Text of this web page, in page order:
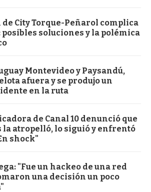
de City Torque-Peñarol complica
posibles soluciones y la polémica
Montevideo y Paysandú,
afuera y se produjo un
en la ruta
de Canal 10 denunció que
la atropelló, lo siguió y enfrentó
shock"
"Fue un hackeo de una red
una decisión un poco